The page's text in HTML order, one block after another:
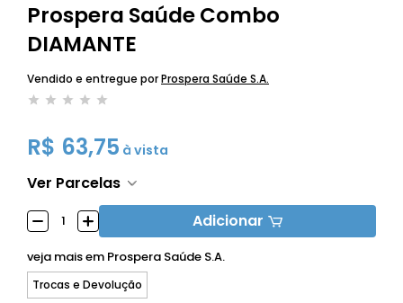
Prospera Saúde Combo
DIAMANTE
Vendido e entregue porProspera Saúde S.A.
R$ 63,75 à vista
Ver Parcelas
Adicionar
veja mais em Prospera Saúde S.A.
Trocas e Devolução